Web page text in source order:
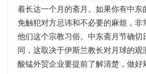
着长达一个月的斋月。如果你有中东
免触犯对方忌讳和不必要的麻烦，非
他们这个宗教习俗。中东斋月节确切
同，这取决于伊斯兰教长对月球的观
酸锰外贸企业要提前了解清楚，做好